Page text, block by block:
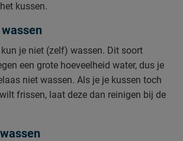
kussen.
kun je niet (zelf) wassen. Dit soort
een grote hoeveelheid water, dus je
niet wassen. Als je je kussen toch
frissen, laat deze dan reinigen bij de
wassen